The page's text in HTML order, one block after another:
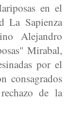
en el
La Sapienza
Alejandro
Mirabal,
por el
consagrados
de la